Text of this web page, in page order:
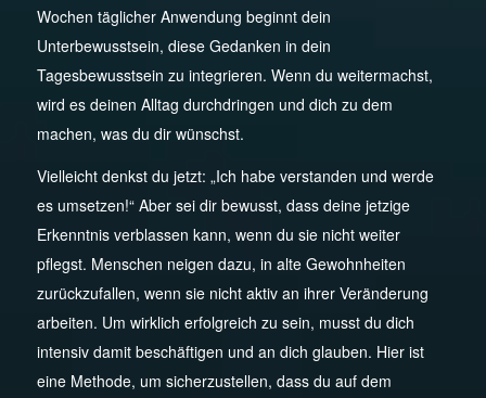
Wochen täglicher Anwendung beginnt dein
Unterbewusstsein, diese Gedanken in dein
Tagesbewusstsein zu integrieren. Wenn du weitermachst,
wird es deinen Alltag durchdringen und dich zu dem
machen, was du dir wünschst.
Vielleicht denkst du jetzt: „Ich habe verstanden und werde
es umsetzen!“ Aber sei dir bewusst, dass deine jetzige
Erkenntnis verblassen kann, wenn du sie nicht weiter
pflegst. Menschen neigen dazu, in alte Gewohnheiten
zurückzufallen, wenn sie nicht aktiv an ihrer Veränderung
arbeiten. Um wirklich erfolgreich zu sein, musst du dich
intensiv damit beschäftigen und an dich glauben. Hier ist
eine Methode, um sicherzustellen, dass du auf dem